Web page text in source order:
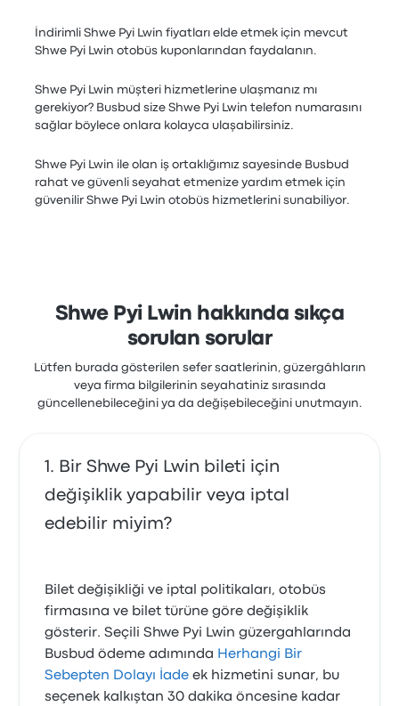
İndirimli Shwe Pyi Lwin fiyatları elde etmek için mevcut
Shwe Pyi Lwin otobüs kuponlarından faydalanın.
Shwe Pyi Lwin müşteri hizmetlerine ulaşmanız mı
gerekiyor? Busbud size Shwe Pyi Lwin telefon numarasını
sağlar böylece onlara kolayca ulaşabilirsiniz.
Shwe Pyi Lwin ile olan iş ortaklığımız sayesinde Busbud
rahat ve güvenli seyahat etmenize yardım etmek için
güvenilir Shwe Pyi Lwin otobüs hizmetlerini sunabiliyor.
Shwe Pyi Lwin hakkında sıkça
sorulan sorular
Lütfen burada gösterilen sefer saatlerinin, güzergâhların
veya firma bilgilerinin seyahatiniz sırasında
güncellenebileceğini ya da değişebileceğini unutmayın.
Bir Shwe Pyi Lwin bileti için
değişiklik yapabilir veya iptal
edebilir miyim?
Bilet değişikliği ve iptal politikaları, otobüs
firmasına ve bilet türüne göre değişiklik
gösterir. Seçili Shwe Pyi Lwin güzergahlarında
Busbud ödeme adımında Herhangi Bir
Sebepten Dolayı İade ek hizmetini sunar, bu
seçenek kalkıştan 30 dakika öncesine kadar